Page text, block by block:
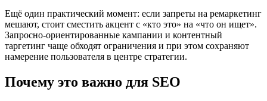
Ещё один практический момент: если запреты на ремаркетинг
мешают, стоит сместить акцент с «кто это» на «что он ищет».
Запросно-ориентированные кампании и контентный
таргетинг чаще обходят ограничения и при этом сохраняют
намерение пользователя в центре стратегии.
Почему это важно для SEO